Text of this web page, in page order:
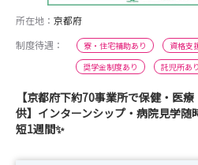
所在地： 京都府
制度待遇：
寮・住宅補助あり 資格支
奨学金制度あり
託児所あり
【京都府下約70事業所で保健・医
供】インターンシップ・病院見学随
短1週間✨